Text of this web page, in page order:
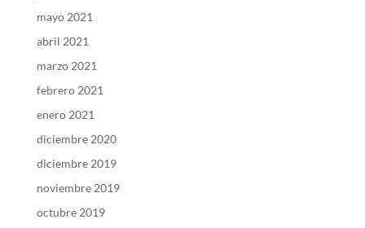
mayo 2021
abril 2021
marzo 2021
febrero 2021
enero 2021
diciembre 2020
diciembre 2019
noviembre 2019
octubre 2019